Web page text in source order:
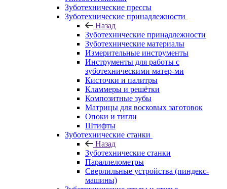
Зуботехнические прессы
Зуботехнические принадлежности
Назад
Зуботехнические принадлежности
Зуботехнические материалы
Измерительные инструменты
Инструменты для работы с
зуботехническими матер-ми
Кисточки и палитры
Кламмеры и решётки
Композитные зубы
Матрицы для восковых заготовок
Опоки и тигли
Штифты
Зуботехнические станки
Назад
Зуботехнические станки
Параллелометры
Сверлильные устройства (пиндекс-
машины)